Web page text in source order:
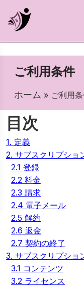
ご利用条件
ホーム » ご利用
目次
1. 定義
2. サブスクリプショ
2.1 登録
2.2 料金
2.3 請求
2.4 電子メール
2.5 解約
2.6 返金
2.7 契約の終了
3. サブスクリプショ
3.1 コンテンツ
3.2 ライセンス